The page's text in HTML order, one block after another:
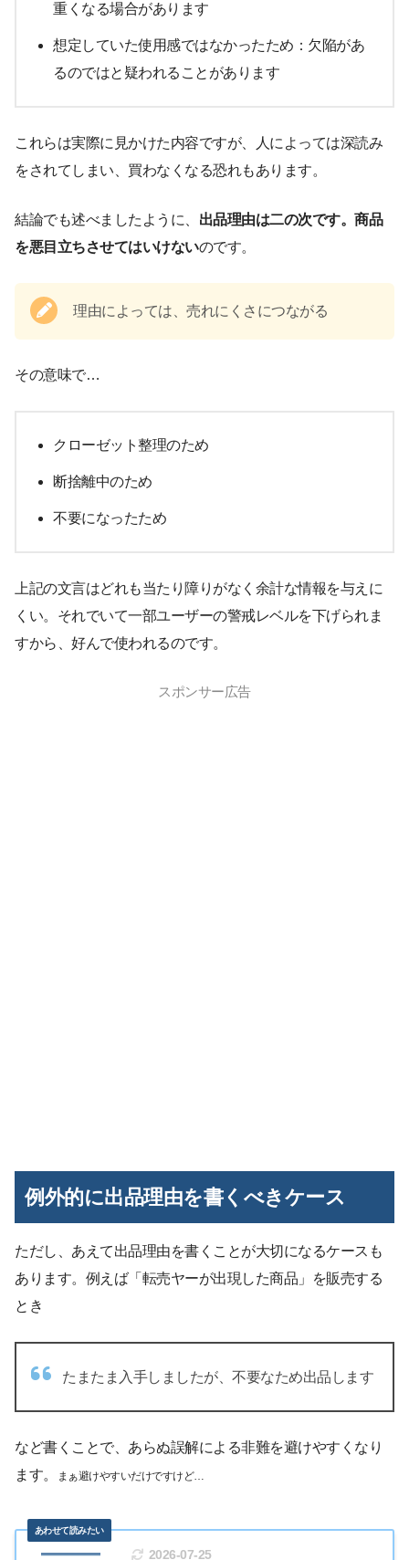
重くなる場合があります
想定していた使用感ではなかったため：欠陥があ
るのではと疑われることがあります
これらは実際に見かけた内容ですが、人によっては深読み
をされてしまい、買わなくなる恐れもあります。
結論でも述べましたように、 出品理由は二の次です。商品
を悪目立ちさせてはいけないのです。
理由によっては、売れにくさにつながる
その意味で…
クローゼット整理のため
断捨離中のため
不要になったため
上記の文言はどれも当たり障りがなく余計な情報を与えに
くい。それでいて一部ユーザーの警戒レベルを下げられま
すから、好んで使われるのです。
スポンサー広告
例外的に出品理由を書くべきケース
ただし、あえて出品理由を書くことが大切になるケースも
あります。例えば「転売ヤーが出現した商品」を販売する
とき
たまたま入手しましたが、不要なため出品します
など書くことで、あらぬ誤解による非難を避けやすくなり
ます。
まぁ避けやすいだけですけど…
2026-07-25